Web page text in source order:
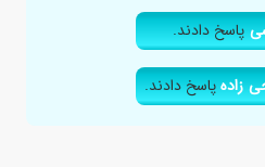
پاسخ دادند.
زادهپاسخ دادند.